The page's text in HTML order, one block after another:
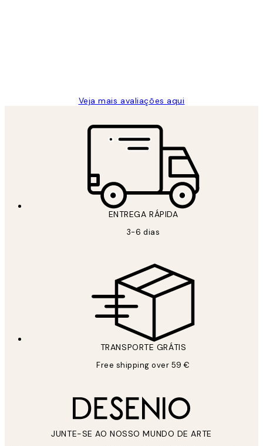
Veja mais avaliações aqui
ENTREGA RÁPIDA
3-6 dias
TRANSPORTE GRÁTIS
Free shipping over 59 €
JUNTE-SE AO NOSSO MUNDO DE ARTE